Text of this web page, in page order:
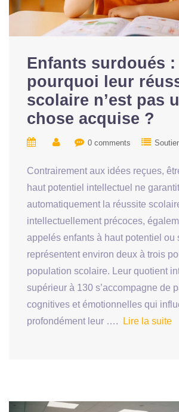
Enfants surdoués :
pourquoi leur
scolaire n’est pas
chose acquise ?
0 comments
Contrairement aux idées reçues,
haut potentiel intellectuel ne
automatiquement la réussite
intellectuellement précoces,
appelés enfants à haut potentiel ou
représentent environ deux à trois
population scolaire. Leur quotient
supérieur à 130 s’accompagne de
cognitives et émotionnelles qui
profondément leur ….
Lire la suite